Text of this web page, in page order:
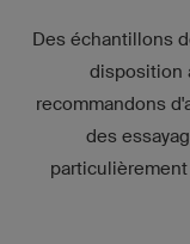
Des échantillons
disposition
recommandons
des